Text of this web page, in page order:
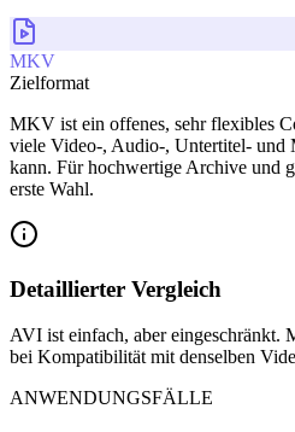
MKV
Zielformat
MKV ist ein offenes, sehr flexibles
viele Video-, Audio-, Untertitel- und
kann. Für hochwertige Archive und
erste Wahl.
Detaillierter Vergleich
AVI ist einfach, aber eingeschränkt.
bei Kompatibilität mit denselben
ANWENDUNGSFÄLLE